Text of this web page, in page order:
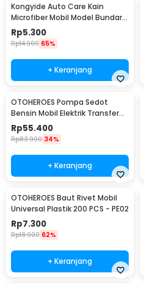
Kongyide Auto Care Kain
Microfiber Mobil Model Bundar -
L-20
Rp5.300
Rp14.900 65%
+ Keranjang
OTOHEROES Pompa Sedot
Bensin Mobil Elektrik Transfer
Pump 38mm DC 12V - CT-14
Rp55.400
Rp83.900 34%
+ Keranjang
OTOHEROES Baut Rivet Mobil
Universal Plastik 200 PCS - PE02
Rp7.300
Rp18.900 62%
+ Keranjang